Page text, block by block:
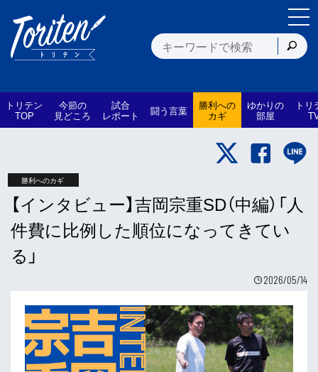
トリテン
TOP
今節の
見どころ
試合
レポート 闘う言葉 勝利への
カギ
ゆかりの
部屋
トリ
勝利へのカギ
【インタビュー】吉岡宗重SD（中編）「人
件費に比例した順位になってきてい
る」
2026/05/14